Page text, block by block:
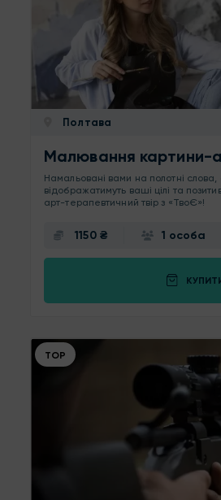
Полтава
Малювання картини-
Намальовані вами на полотні
відображатимуть ваші цілі та
арт-терапевтичний твір з «ТвоЄ»!
1150 ₴ 1 особа
ТОР